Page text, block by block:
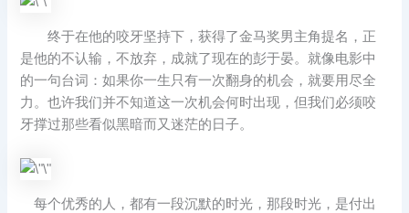
终于在他的咬牙坚持下，获得了金马奖男主角提名，正
是他的不认输，不放弃，成就了现在的彭于晏。就像电影中
的一句台词：如果你一生只有一次翻身的机会，就要用尽全
力。也许我们并不知道这一次机会何时出现，但我们必须咬
牙撑过那些看似黑暗而又迷茫的日子。
每个优秀的人，都有一段沉默的时光，那段时光，是付出